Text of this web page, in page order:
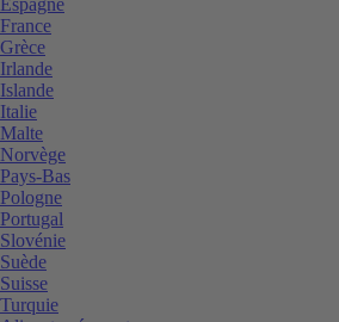
France
Grèce
Irlande
Islande
Italie
Malte
Norvège
Pays-Bas
Pologne
Portugal
Slovénie
Suède
Suisse
Turquie